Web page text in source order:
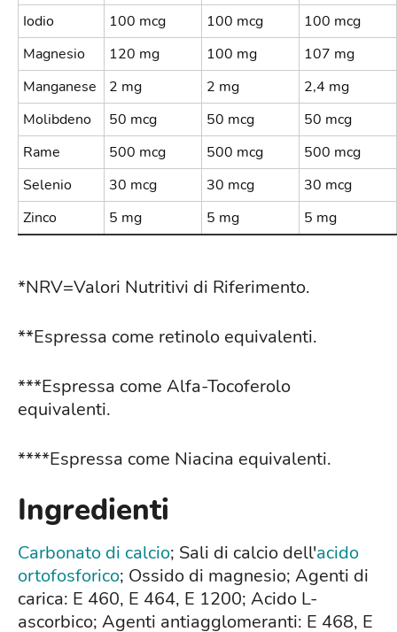
Iodio
100 mcg 100 mcg
100 mcg
Magnesio
120 mg 100 mg
107 mg
Manganese
2 mg 2 mg
2,4 mg
Molibdeno
50 mcg 50 mcg
50 mcg
Rame
500 mcg 500 mcg
500 mcg
Selenio
30 mcg 30 mcg
30 mcg
Zinco
5 mg 5 mg 5 mg
*NRV=Valori Nutritivi di Riferimento.
**Espressa come retinolo equivalenti.
***Espressa come Alfa-Tocoferolo
equivalenti.
****Espressa come Niacina equivalenti.
Ingredienti
Carbonato di calcio; Sali di calcio dell'acido
ortofosforico; Ossido di magnesio; Agenti di
carica: E 460, E 464, E 1200; Acido L-
ascorbico; Agenti antiagglomeranti: E 468, E